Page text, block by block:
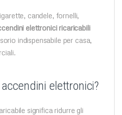
candele, fornelli,
elettronici ricaricabili
indispensabile per casa,
elettronici?
significa ridurre gli